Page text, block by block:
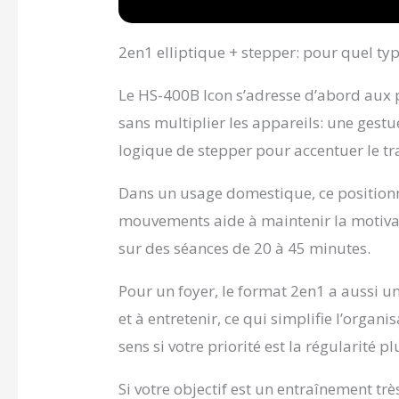
kg, est
situées
HS-
nos
avoir
des
2en1 elliptique + stepper: pour quel
Le HS-400B Icon s’adresse d’abord
sans multiplier les appareils: une
logique de stepper pour accentuer le
Dans un usage domestique, ce
mouvements aide à maintenir la
sur des séances de 20 à 45 minutes.
Pour un foyer, le format 2en1 a aussi
et à entretenir, ce qui simplifie
sens si votre priorité est la régularité
Si votre objectif est un entraînement